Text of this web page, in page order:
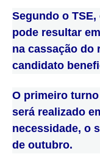
Segundo o
pode resultar
na cassação do
candidato
O primeiro
será realizado
necessidade, o
de outubro.